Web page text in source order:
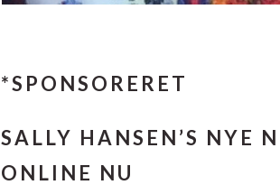
*SPONSORERET
SALLY HANSEN’S NYE
ONLINE NU